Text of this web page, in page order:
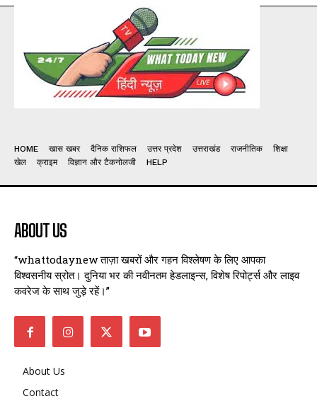
HOME खास खबर दैनिक राशिफल उत्तर प्रदेश उत्तराखंड राजनीतिक
शिक्षा
खेल
क्राइम विज्ञान और टैकनोलजी HELP
ABOUT US
“whattodaynew ताज़ा खबरों और गहन विश्लेषण के लिए आपका
विश्वसनीय स्रोत। दुनिया भर की नवीनतम हेडलाइन्स, विशेष रिपोर्ट्स और लाइव
कवरेज के साथ जुड़े रहें।”
About Us
Contact